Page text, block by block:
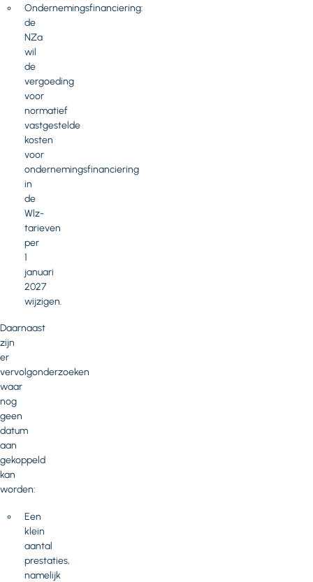
Ondernemingsfinanciering:
de
NZa
wil
de
vergoeding
voor
normatief
vastgestelde
kosten
voor
ondernemingsfinanciering
in
de
Wlz-
tarieven
per
1
januari
2027
wijzigen.
Daarnaast
zijn
er
vervolgonderzoeken
waar
nog
geen
datum
aan
gekoppeld
kan
worden:
Een
klein
aantal
prestaties,
namelijk